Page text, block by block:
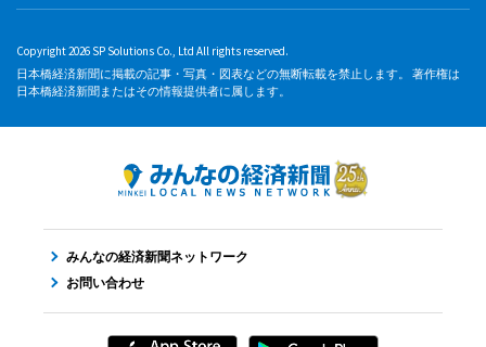
Copyright 2026 SP Solutions Co., Ltd All rights reserved.
日本橋経済新聞に掲載の記事・写真・図表などの無断転載を禁止します。 著作権は
日本橋経済新聞またはその情報提供者に属します。
みんなの経済新聞ネットワーク
お問い合わせ